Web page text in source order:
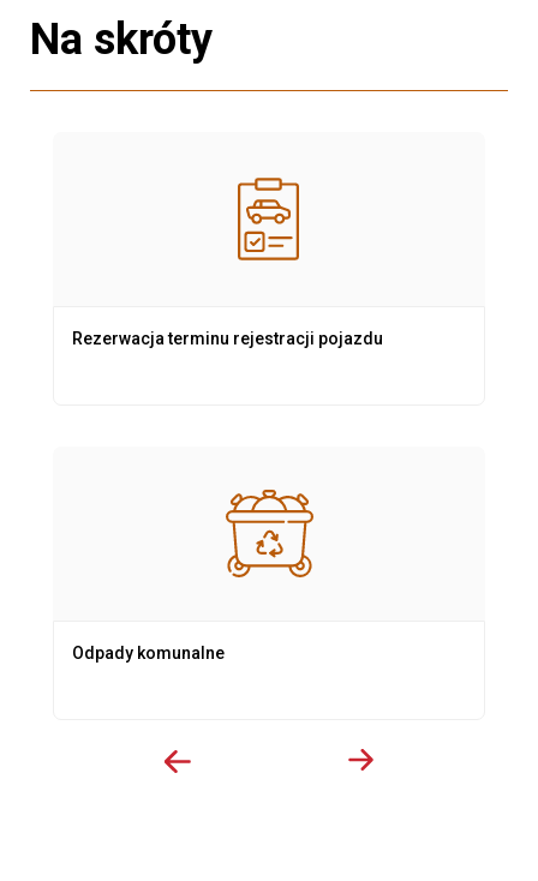
Na skróty
Rezerwacja terminu rejestracji pojazdu
Odpady komunalne